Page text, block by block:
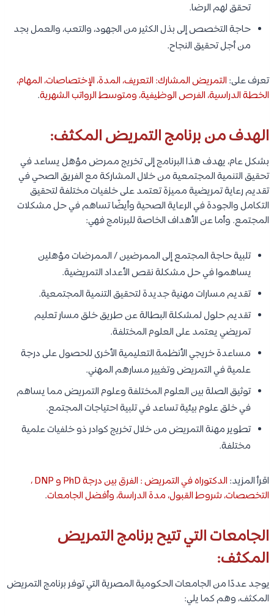
تحقق لهم الرضا.
حاجة التخصص إلى بذل الكثير من الجهود، والتعب، والعمل بجد
من أجل تحقيق النجاح.
تعرف على: التمريض المشارك: التعريف، المدة، الإختصاصات، المهام،
الخطة الدراسية، الفرص الوظيفية، ومتوسط الرواتب الشهرية.
الهدف من برنامج التمريض المكثف:
بشكل عام، يهدف هذا البرنامج إلى تخريج ممرض مؤهل يساعد في
تحقيق التنمية المجتمعية من خلال المشاركة مع الفريق الصحي في
تقديم رعاية تمريضية مميزة تعتمد على خلفيات مختلفة لتحقيق
التكامل والجودة في الرعاية الصحية وأيضًا تساهم في حل مشكلات
المجتمع. وأما عن الأهداف الخاصة للبرنامج فهي:
تلبية حاجة المجتمع إلى الممرضين / الممرضات مؤهلين
يساهموا في حل مشكلة نقص الأعداد التمريضية.
تقديم مسارات مهنية جديدة لتحقيق التنمية المجتمعية.
تقديم حلول لمشكلة البطالة عن طريق خلق مسار تعليم
تمريضي يعتمد على العلوم المختلفة.
مساعدة خريجي الأنظمة التعليمية الأخرى للحصول على درجة
علمية في التمريض وتغيير مسارهم المهني.
توثيق الصلة بين العلوم المختلفة وعلوم التمريض مما يساهم
في خلق علوم بيئية تساعد في تلبية احتياجات المجتمع.
تطوير مهنة التمريض من خلال تخريج كوادر ذو خلفيات علمية
مختلفة.
اقرأ المزيد:
الدكتوراه في التمريض : الفرق بين درجة PhD و DNP ،
التخصصات، شروط القبول، مدة الدراسة، وأفضل الجامعات.
الجامعات التي تتيح برنامج التمريض
المكثف:
يوجد عددًا من الجامعات الحكومية المصرية التي توفر برنامج التمريض
المكثف، وهم كما يلي: